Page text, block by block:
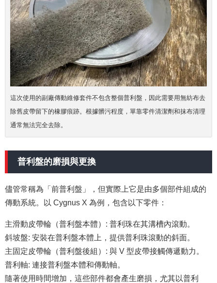
這次使用的副廠傳動維修套件不包含整個普利盤，因此需要用無紡布去
除舊皮帶留下的橡膠痕跡。根據髒污程度，單靠零件清潔劑和抹布清理
通常無法完全去除。
普利盤的磨損與更換
儘管常稱為「前普利盤」，但實際上它是由多個部件組成的
傳動系統。以 Cygnus X 為例，包含以下零件：
主滑動皮帶輪（普利盤本體）: 普利珠在其溝槽內滾動。
斜坡盤: 安裝在普利盤本體上，提供普利珠滾動的斜面。
主固定皮帶輪（普利盤後組）: 與 V 型皮帶接觸傳遞動力。
普利軸: 連接普利盤本體和傳動軸。
隨著使用時間增加，這些部件都會產生磨損，尤其以普利